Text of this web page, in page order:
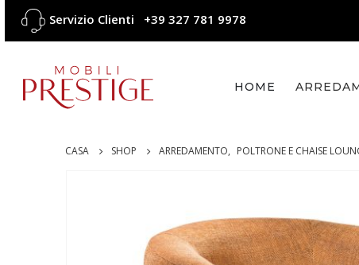
Servizio Clienti +39 327 781 9978
HOME
CASA SHOP ARREDAMENTO, POLTRONE E CHAISE